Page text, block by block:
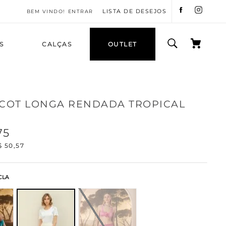
ENTRAR LISTA DE DESEJOS
CALÇAS OUTLET
LONGA RENDADA TROPICAL
50,57